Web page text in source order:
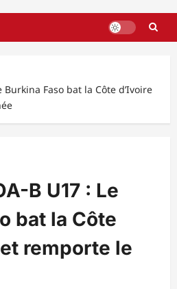
Burkina Faso bat la Côte d’Ivoire
B U17 : Le
bat la Côte
remporte le